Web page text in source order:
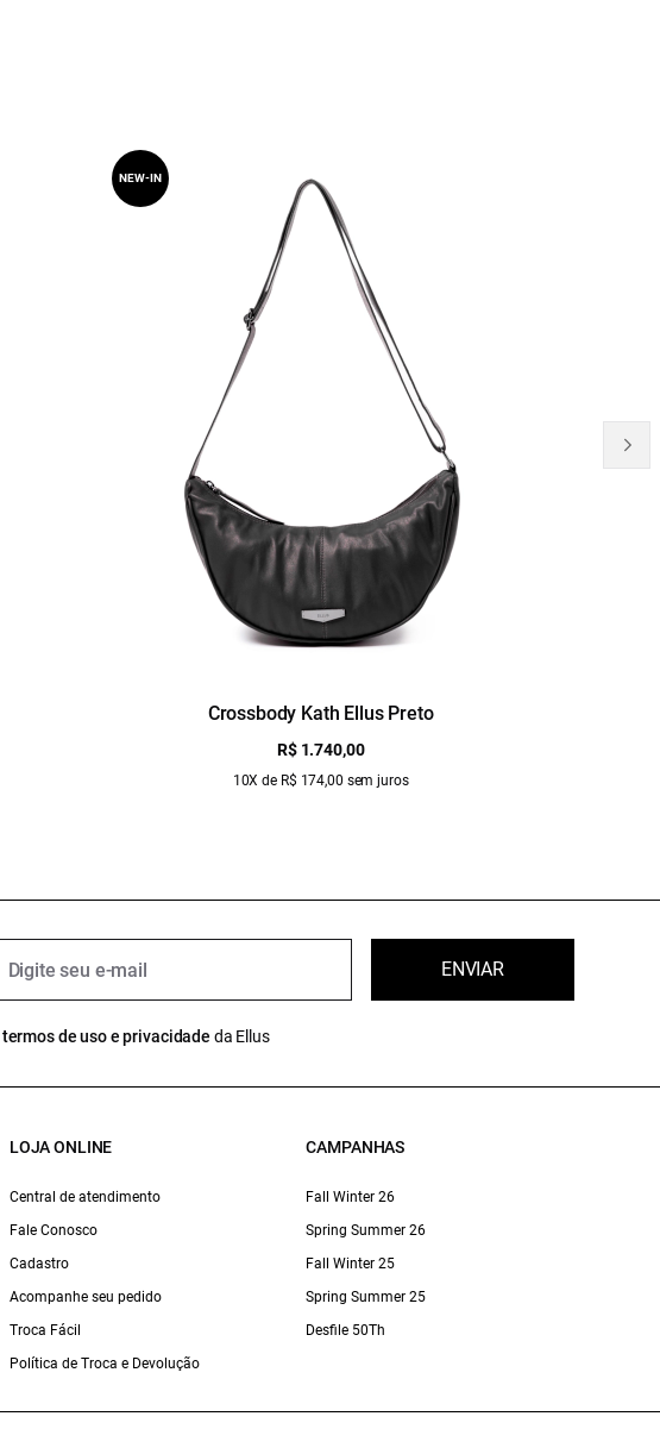
Crossbody Kath Ellus Preto
R$ 1.740,00
10X de R$ 174,00 sem juros
NEW-IN
ENVIAR
termos de uso e privacidade da Ellus
LOJA ONLINE
Central de atendimento
Fale Conosco
Cadastro
Acompanhe seu pedido
Troca Fácil
Política de Troca e Devolução
CAMPANHAS
Fall Winter 26
Spring Summer 26
Fall Winter 25
Spring Summer 25
Desfile 50Th